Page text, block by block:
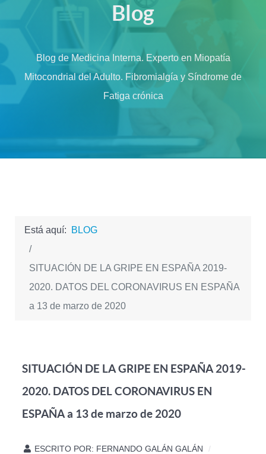
Blog
Blog de Medicina Interna. Experto en Miopatía
Mitocondrial del Adulto. Fibromialgía y Síndrome de
Fatiga crónica
Está aquí: BLOG
SITUACIÓN DE LA GRIPE EN ESPAÑA 2019-
2020. DATOS DEL CORONAVIRUS EN ESPAÑA
a 13 de marzo de 2020
SITUACIÓN DE LA GRIPE EN ESPAÑA 2019-
2020. DATOS DEL CORONAVIRUS EN
ESPAÑA a 13 de marzo de 2020
ESCRITO POR: FERNANDO GALÁN GALÁN